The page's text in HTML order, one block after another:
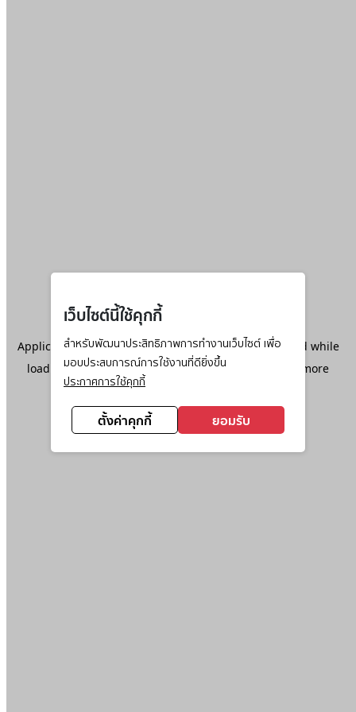
เว็บไซต์นี้ใช้คุกกี้
สำหรับพัฒนาประสิทธิภาพการทำงานเว็บไซต์ เพื่อ
มอบประสบการณ์การใช้งานที่ดียิ่งขึ้น
ประกาศการใช้คุกกี้
ตั้งค่าคุกกี้ ยอมรับ
Application error: aclient-side exception has occurred while
loadingwww.ktc.co.th(see the browser console
for more
information).